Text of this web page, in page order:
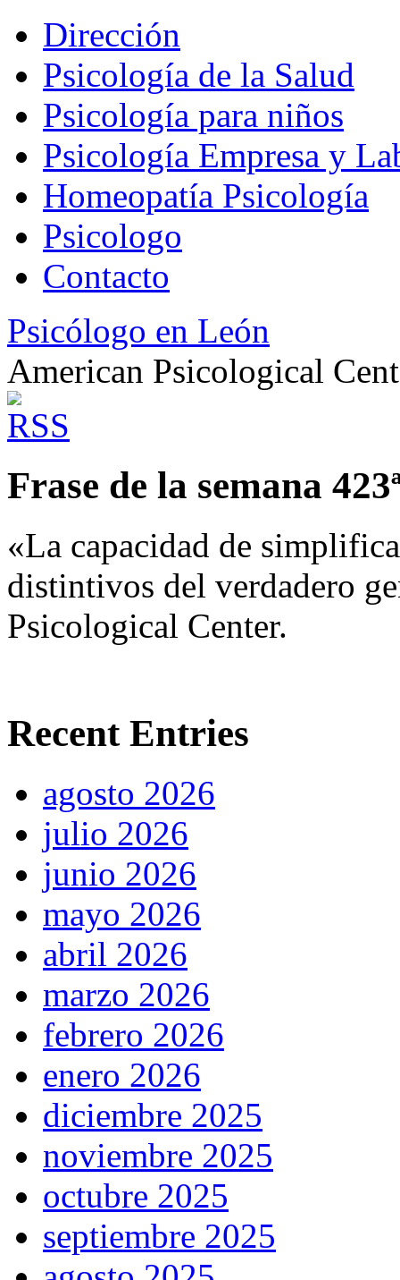
Dirección
Psicología de la Salud
Psicología para niños
Psicología Empresa y
Homeopatía Psicología
Psicologo
Contacto
Psicólogo en León
American Psicological
Frase de la semana
«La capacidad de
distintivos del verdadero
Psicological Center.
Recent Entries
agosto 2026
julio 2026
junio 2026
mayo 2026
abril 2026
marzo 2026
febrero 2026
enero 2026
diciembre 2025
noviembre 2025
octubre 2025
septiembre 2025